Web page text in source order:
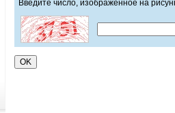
Введите число, изображенное на